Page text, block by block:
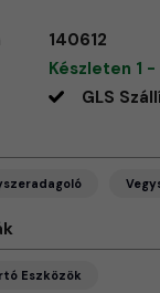
140612
Készleten 1
GLS
Eszközök